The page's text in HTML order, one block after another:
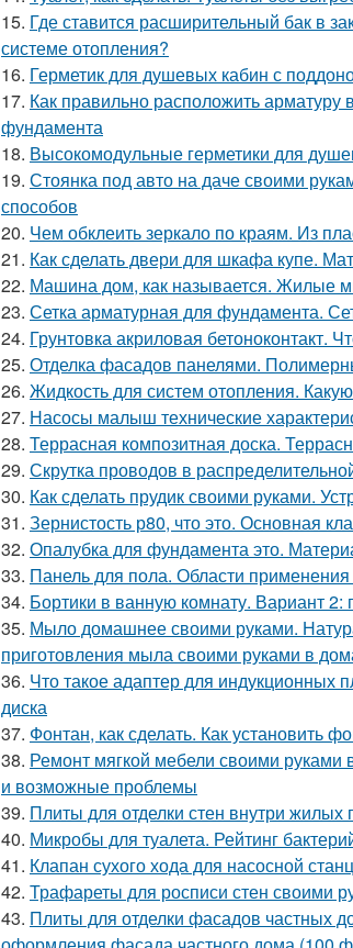
15. Где ставится расширительный бак в
системе отопления?
16. Герметик для душевых кабин с
17. Как правильно расположить
фундамента
18. Высокомодульные герметики для
19. Стоянка под авто на даче своими
способов
20. Чем обклеить зеркало по краям. Из
21. Как сделать двери для шкафа купе.
22. Машина дом, как называется. Жилые
23. Сетка арматурная для фундамента.
24. Грунтовка акриловая бетоноконтакт.
25. Отделка фасадов панелями.
26. Жидкость для систем отопления.
27. Насосы малыш технические
28. Террасная композитная доска.
29. Скрутка проводов в
30. Как сделать прудик своими руками.
31. Зернистость р80, что это. Основная
32. Опалубка для фундамента это.
33. Панель для пола. Области
34. Бортики в ванную комнату. Вариант 2:
35. Мыло домашнее своими руками.
приготовления мыла своими руками в
36. Что такое адаптер для индукционных
диска
37. Фонтан, как сделать. Как установить
38. Ремонт мягкой мебели своими
и возможные проблемы
39. Плиты для отделки стен внутри
40. Микробы для туалета. Рейтинг
41. Клапан сухого хода для насосной
42. Трафареты для росписи стен своими
43. Плиты для отделки фасадов частных